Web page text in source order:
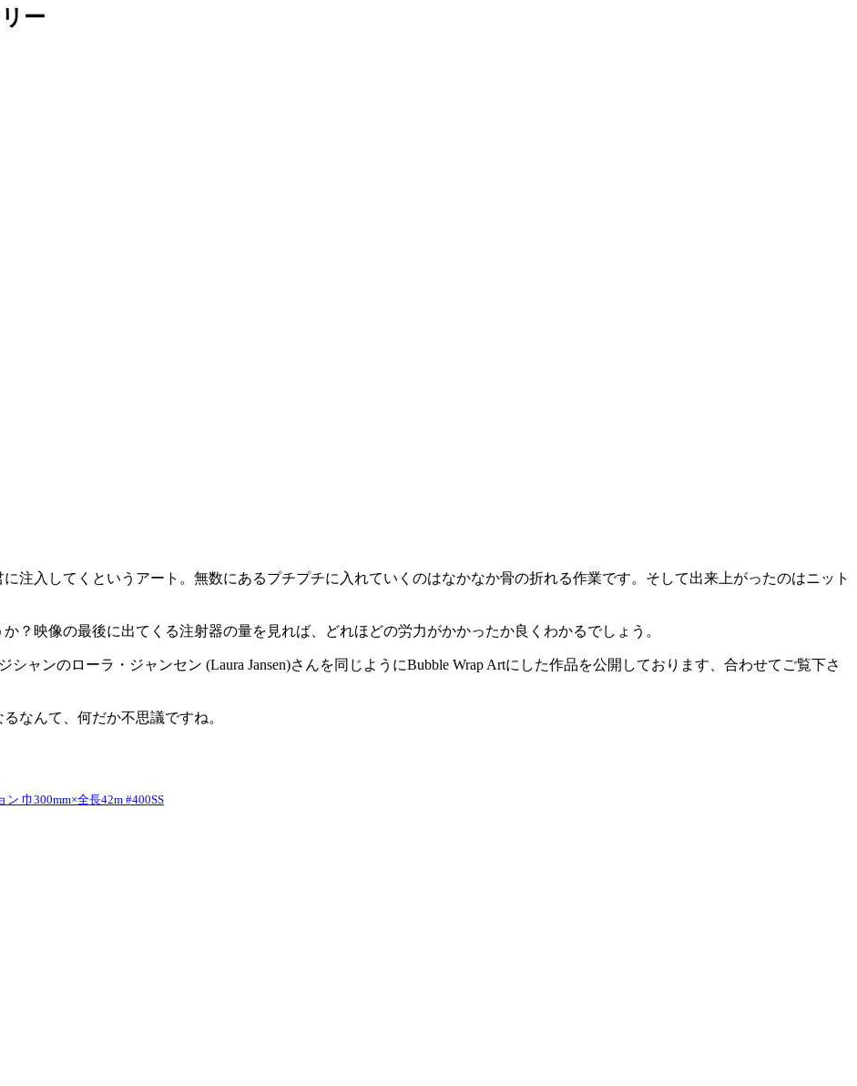
ー
注入してくというアート。無数にあるプチプチに入れていくのはなかなか骨の折れる作業です。そして出来上がったのはニット
？映像の最後に出てくる注射器の量を見れば、どれほどの労力がかかったか良くわかるでしょう。
シャンのローラ・ジャンセン (Laura Jansen)さんを同じようにBubble Wrap Artにした作品を公開しております、合わせてご覧下さ
なんて、何だか不思議ですね。
巾300mm×全長42m #400SS